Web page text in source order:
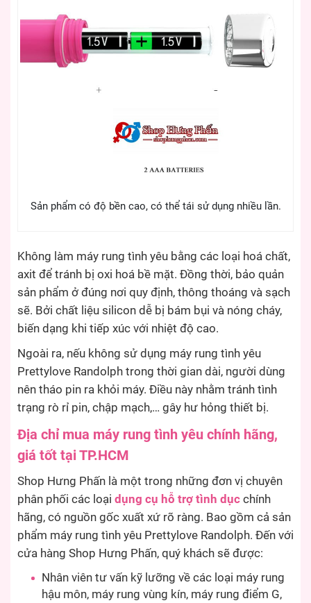
Sản phẩm có độ bền cao, có thể tái sử dụng nhiều lần.
Không làm máy rung tình yêu bằng các loại hoá chất,
axit để tránh bị oxi hoá bề mặt. Đồng thời, bảo quản
sản phẩm ở đúng nơi quy định, thông thoáng và sạch
sẽ. Bởi chất liệu silicon dễ bị bám bụi và nóng cháy,
biến dạng khi tiếp xúc với nhiệt độ cao.
Ngoài ra, nếu không sử dụng máy rung tình yêu
Prettylove Randolph trong thời gian dài, người dùng
nên tháo pin ra khỏi máy. Điều này nhằm tránh tình
trạng rò rỉ pin, chập mạch,… gây hư hỏng thiết bị.
Địa chỉ mua máy rung tình yêu chính hãng,
giá tốt tại TP.HCM
Shop Hưng Phấn là một trong những đơn vị chuyên
phân phối các loại dụng cụ hỗ trợ tình dục chính
hãng, có nguồn gốc xuất xứ rõ ràng. Bao gồm cả sản
phẩm máy rung tình yêu Prettylove Randolph. Đến với
cửa hàng Shop Hưng Phấn, quý khách sẽ được:
Nhân viên tư vấn kỹ lưỡng về các loại máy rung
hậu môn, máy rung vùng kín, máy rung điểm G,